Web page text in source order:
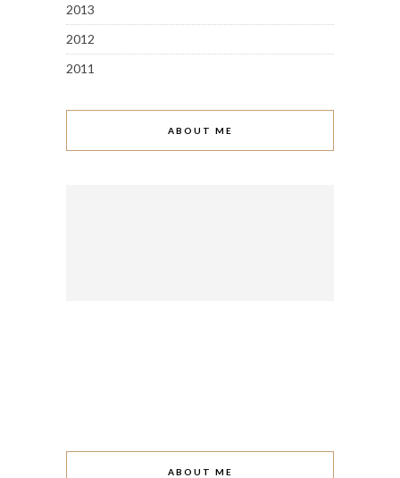
2013
2012
2011
ABOUT ME
ABOUT ME